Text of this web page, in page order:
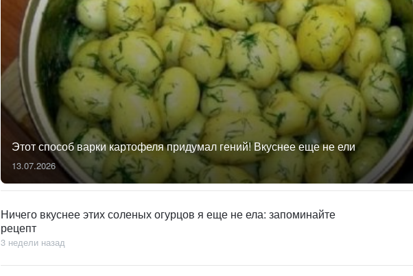
Этот способ варки картофеля придумал гений! Вкуснее еще не ели
13.07.2026
Ничего вкуснее этих соленых огурцов я еще не ела: запоминайте
рецепт
3 недели назад